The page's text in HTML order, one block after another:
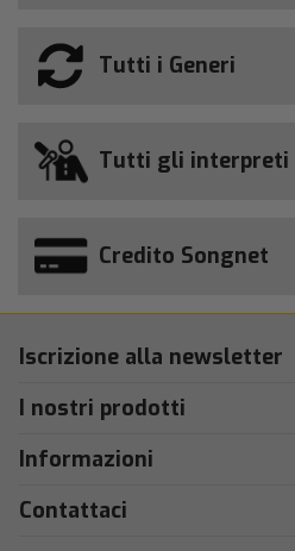
Tutti i Generi
Tutti gli interpreti
Credito Songnet
Iscrizione alla newsletter
I nostri prodotti
Informazioni
Contattaci